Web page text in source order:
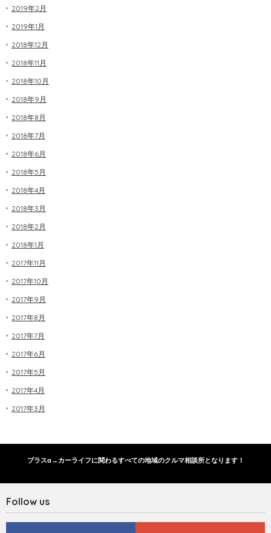
2019年2月
2019年1月
2018年12月
2018年11月
2018年10月
2018年9月
2018年8月
2018年7月
2018年6月
2018年5月
2018年4月
2018年3月
2018年2月
2018年1月
2017年11月
2017年10月
2017年9月
2017年8月
2017年7月
2017年6月
2017年5月
2017年4月
2017年3月
プラスα→カーライフに関わるすべての地域のクルマ相談所となります！
Follow us